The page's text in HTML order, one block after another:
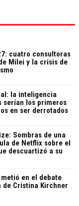
cuatro consultoras
Milei y la crisis de
la inteligencia
serían los primeros
en ser derrotados
Sombras de una
de Netflix sobre el
descuartizó a su
en el debate
Cristina Kirchner